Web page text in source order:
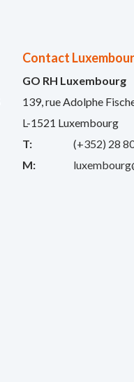
Contact
GO RH Luxembourg
139, rue Adolphe
L-1521 Luxembourg
T:
(+352) 28
M: